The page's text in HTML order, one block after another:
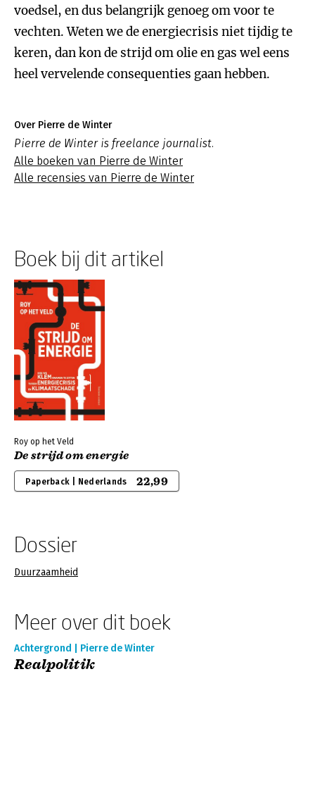
voedsel, en dus belangrijk genoeg om voor te
vechten. Weten we de energiecrisis niet tijdig te
keren, dan kon de strijd om olie en gas wel eens
heel vervelende consequenties gaan hebben.
Over Pierre de Winter
Pierre de Winter is freelance journalist.
Alle boeken van Pierre de Winter
Alle recensies van Pierre de Winter
Boek bij dit artikel
Roy op het Veld
De strijd om energie
Paperback | Nederlands 22,99
Dossier
Duurzaamheid
Meer over dit boek
Achtergrond | Pierre de Winter
Realpolitik